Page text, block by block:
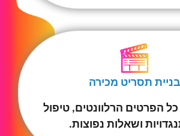
בניית תסריט מכירה
הפרטים הרלוונטים, טיפול
ושאלות נפוצות.